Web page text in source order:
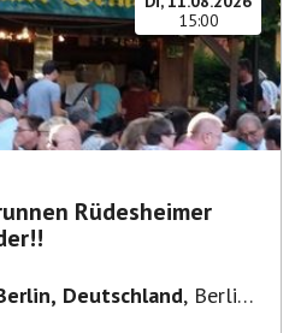
15:00
Rüdesheimer
Deutschland, Berlin-